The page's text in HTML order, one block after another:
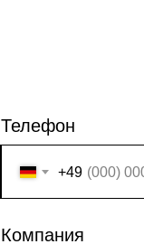
Телефон
+49
Компания